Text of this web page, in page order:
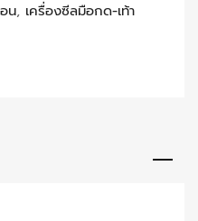
น, เครื่องซีลมือกด-เท้า